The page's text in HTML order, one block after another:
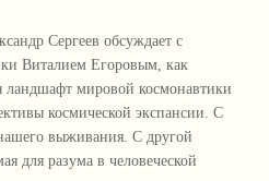
Сергеев обсуждает с
Виталием Егоровым, как
ландшафт мировой космонавтики
космической экспансии. С
выживания. С другой
для разума в человеческой